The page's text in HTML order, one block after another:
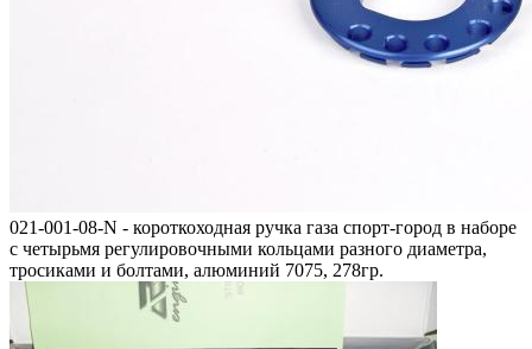
021-001-08-N - короткоходная ручка газа спорт-город в наборе
с четырьмя регулировочными кольцами разного диаметра,
тросиками и болтами, алюминий 7075, 278гр.